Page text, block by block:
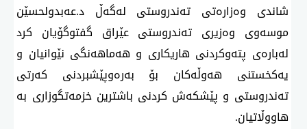
شاندی وەزارەتی تەندروستی لەگەڵ د.عەبدولحسێن
موسەوی وەزیری تەندروستی عێراق گفتوگۆیان كرد
لەبارەی پتەوكردنی هاریكاری و هەماهەنگی نێوانیان و
یەكخستنی هەوڵەكان بۆ بەرەوپێشبردنی كەرتی
تەندروستی و پێشكەش كردنی باشترین خزمەتگوزاری بە
هاووڵاتیان.